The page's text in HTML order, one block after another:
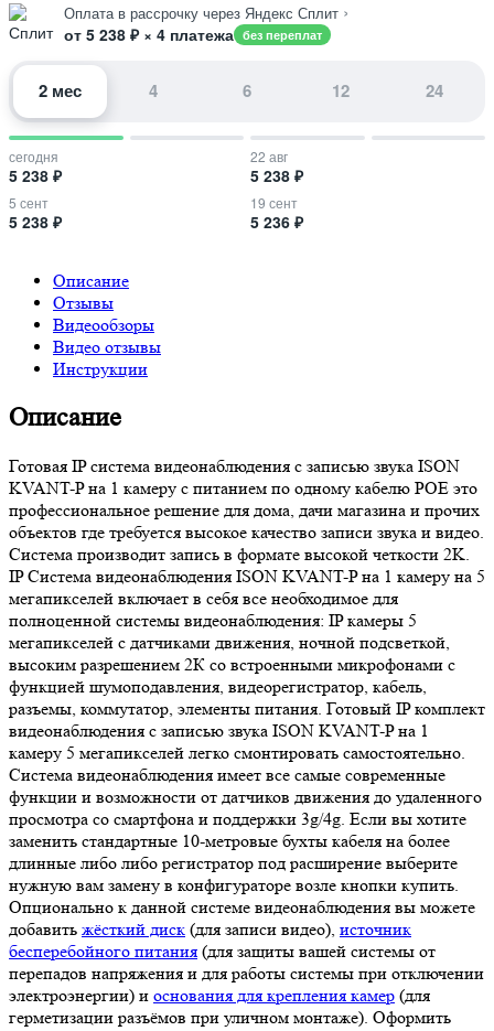
Оплата в рассрочку через Яндекс Сплит ›
от 5 238 ₽ × 4 платежа без переплат
2 мес 4 6 12 24
сегодня
5 238 ₽
22 авг
5 238 ₽
5 сент
5 238 ₽
19 сент
5 236 ₽
Описание
Отзывы
Видеообзоры
Видео отзывы
Инструкции
Описание
Готовая IP система видеонаблюдения с записью звука ISON
KVANT-P на 1 камеру с питанием по одному кабелю POE это
профессиональное решение для дома, дачи магазина и прочих
объектов где требуется высокое качество записи звука и видео.
Система производит запись в формате высокой четкости 2K.
IP Система видеонаблюдения ISON KVANT-P на 1 камеру на 5
мегапикселей включает в себя все необходимое для
полноценной системы видеонаблюдения: IP камеры 5
мегапикселей с датчиками движения, ночной подсветкой,
высоким разрешением 2К со встроенными микрофонами с
функцией шумоподавления, видеорегистратор, кабель,
разъемы, коммутатор, элементы питания. Готовый IP комплект
видеонаблюдения с записью звука ISON KVANT-P на 1
камеру 5 мегапикселей легко смонтировать самостоятельно.
Система видеонаблюдения имеет все самые современные
функции и возможности от датчиков движения до удаленного
просмотра со смартфона и поддержки 3g/4g. Если вы хотите
заменить стандартные 10-метровые бухты кабеля на более
длинные либо либо регистратор под расширение выберите
нужную вам замену в конфигураторе возле кнопки купить.
Опционально к данной системе видеонаблюдения вы можете
добавить жёсткий диск (для записи видео), источник
бесперебойного питания (для защиты вашей системы от
перепадов напряжения и для работы системы при отключении
электроэнергии) и основания для крепления камер (для
герметизации разъёмов при уличном монтаже). Оформить